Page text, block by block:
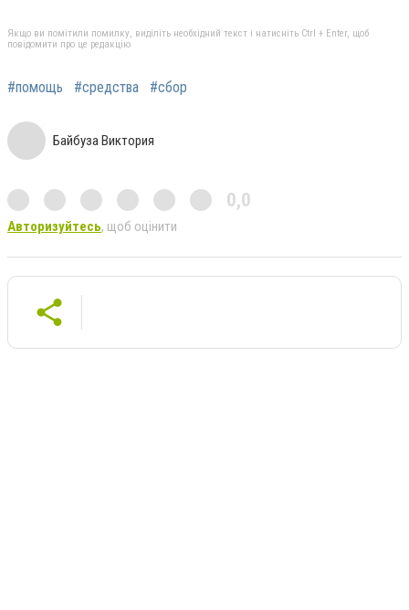
Якщо ви помітили помилку, виділіть необхідний текст і натисніть Ctrl + Enter, щоб
повідомити про це редакцію
#помощь #средства #сбор
Байбуза Виктория
0,0
Авторизуйтесь, щоб оцінити